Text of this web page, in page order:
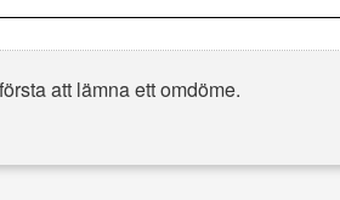
att lämna ett omdöme.